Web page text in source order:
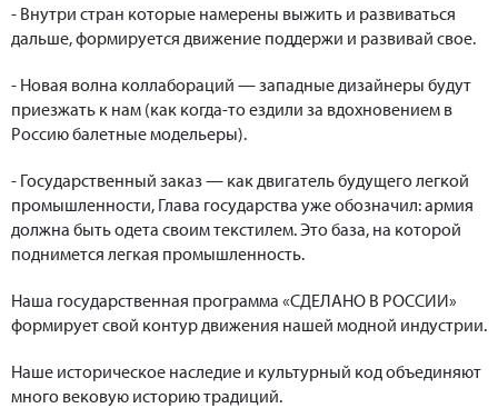
- Внутри стран которые намерены выжить и развиваться
дальше, формируется движение поддержи и развивай свое.
- Новая волна коллабораций — западные дизайнеры будут
приезжать к нам (как когда-то ездили за вдохновением в
Россию балетные модельеры).
- Государственный заказ — как двигатель будущего легкой
промышленности, Глава государства уже обозначил: армия
должна быть одета своим текстилем. Это база, на которой
поднимется легкая промышленность.
Наша государственная программа «СДЕЛАНО В РОССИИ»
формирует свой контур движения нашей модной индустрии.
Наше историческое наследие и культурный код объединяют
много вековую историю традиций.